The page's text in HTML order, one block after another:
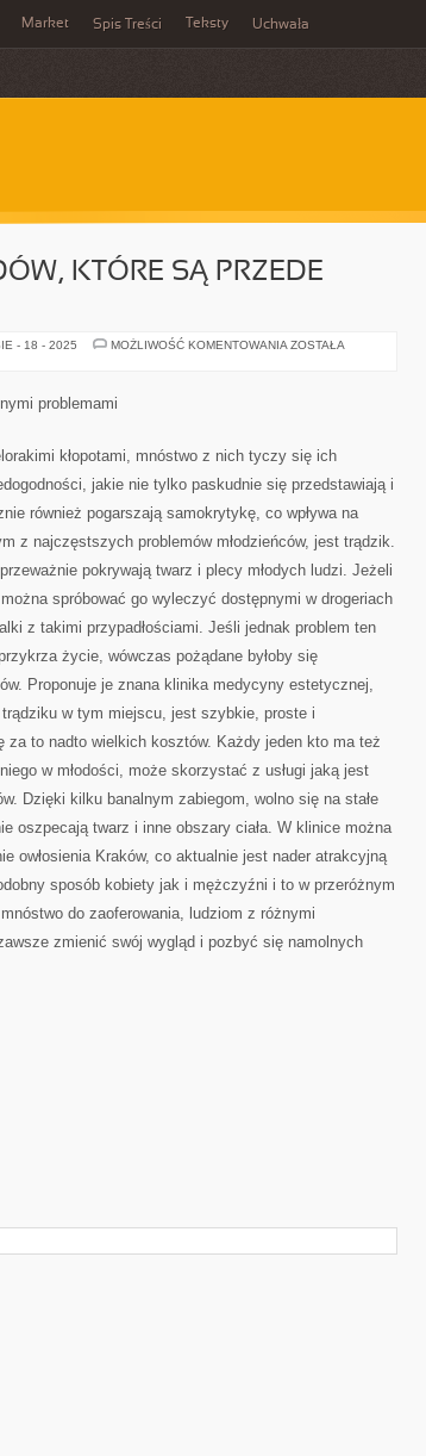
Market Spis Treści Teksty Uchwała
KTÓRE SĄ PRZEDE
- 18 - 2025 MOŻLIWOŚĆ KOMENTOWANIA JEST
ZOSTAŁA
problemami
kłopotami, mnóstwo z nich tyczy się ich
jakie nie tylko paskudnie się przedstawiają i
również pogarszają samokrytykę, co wpływa na
z najczęstszych problemów młodzieńców, jest trądzik.
pokrywają twarz i plecy młodych ludzi. Jeżeli
spróbować go wyleczyć dostępnymi w drogeriach
z takimi przypadłościami. Jeśli jednak problem ten
życie, wówczas pożądane byłoby się
Proponuje je znana klinika medycyny estetycznej,
trądziku w tym miejscu, jest szybkie, proste i
za to nadto wielkich kosztów. Każdy jeden kto ma też
w młodości, może skorzystać z usługi jaką jest
Dzięki kilku banalnym zabiegom, wolno się na stałe
oszpecają twarz i inne obszary ciała. W klinice można
owłosienia Kraków, co aktualnie jest nader atrakcyjną
sposób kobiety jak i mężczyźni i to w przeróżnym
do zaoferowania, ludziom z różnymi
zmienić swój wygląd i pozbyć się namolnych